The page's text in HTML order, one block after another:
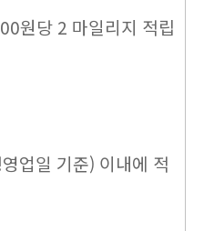
원당 2 마일리지 적립
업일 기준) 이내에 적